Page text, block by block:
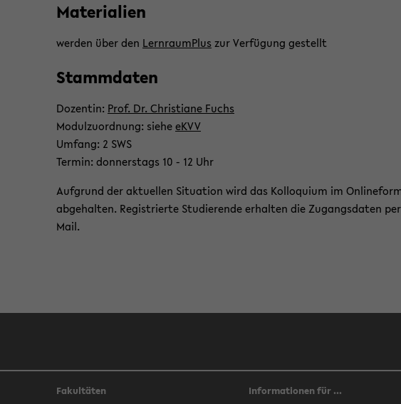
Ma­te­ria­li­en
wer­den über den Lern­raum­Plus zur Ver­fü­gung ge­stellt
Stamm­da­ten
Do­zen­tin: Prof. Dr. Chris­tia­ne Fuchs
Mo­dul­zu­ord­nung: sieheeKVV
Um­fang: 2 SWS
Ter­min: don­ners­tags 10 - 12 Uhr
Auf­grund der ak­tu­el­len Si­tua­ti­on wird das Kol­lo­qui­um im
ab­ge­hal­ten. Re­gis­trier­te Stu­die­ren­de er­hal­ten die Zu­gangs­da­ten
Mail.
Fakultäten
Informationen für ...